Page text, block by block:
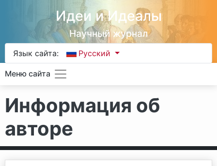
Идеи и Идеалы
Научный журнал
Язык сайта: Русский
Меню сайта
Информация об
авторе